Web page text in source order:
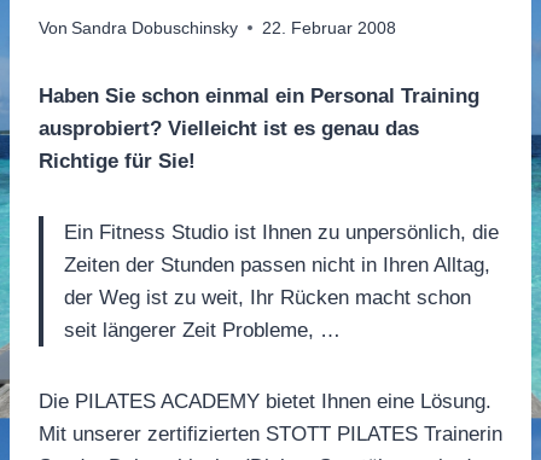
Von Sandra Dobuschinsky 22. Februar 2008
Haben Sie schon einmal ein Personal Training
ausprobiert? Vielleicht ist es genau das
Richtige für Sie!
Ein Fitness Studio ist Ihnen zu unpersönlich, die
Zeiten der Stunden passen nicht in Ihren Alltag,
der Weg ist zu weit, Ihr Rücken macht schon
seit längerer Zeit Probleme, …
Die PILATES ACADEMY bietet Ihnen eine Lösung.
Mit unserer zertifizierten STOTT PILATES Trainerin